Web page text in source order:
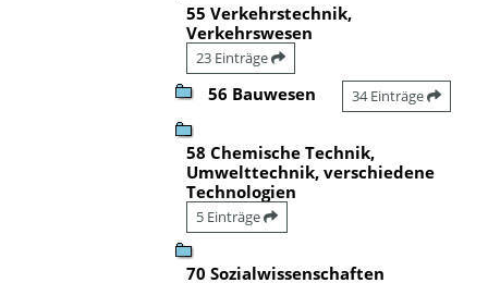
55 Verkehrstechnik,
Verkehrswesen
23 Einträge
56 Bauwesen 34 Einträge
58 Chemische Technik,
Umwelttechnik, verschiedene
Technologien
5 Einträge
70 Sozialwissenschaften